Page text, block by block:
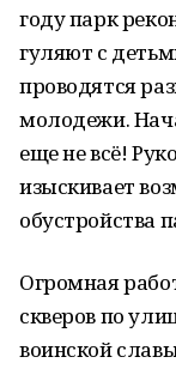
году парк
гуляют с
проводятся
молодежи.
еще не всё!
изыскивает
обустройства
Огромная
скверов по
воинской